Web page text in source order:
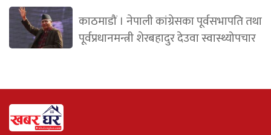
काठमाडौं । नेपाली कांग्रेसका पूर्वसभापति तथा
पूर्वप्रधानमन्त्री शेरबहादुर देउवा स्वास्थ्योपचार